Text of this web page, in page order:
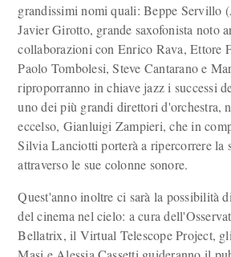
grandissimi nomi quali: Beppe Servillo
Javier Girotto, grande saxofonista noto
collaborazioni con Enrico Rava, Ettore
Paolo Tombolesi, Steve Cantarano e
riproporranno in chiave jazz i successi
uno dei più grandi direttori d'orchestra,
eccelso, Gianluigi Zampieri, che in
Silvia Lanciotti porterà a ripercorrere la
attraverso le sue colonne sonore.
Quest'anno inoltre ci sarà la possibilità
del cinema nel cielo: a cura
Bellatrix, il Virtual Telescope Project,